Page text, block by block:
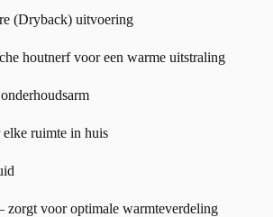
(Dryback) uitvoering
houtnerf voor een warme uitstraling
elke ruimte in huis
zorgt voor optimale warmteverdeling